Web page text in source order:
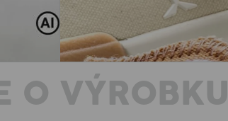
O VÝROBKU